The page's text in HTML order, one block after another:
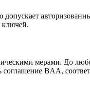
допускает
ключей.
мерами. До
соглашение BAA,